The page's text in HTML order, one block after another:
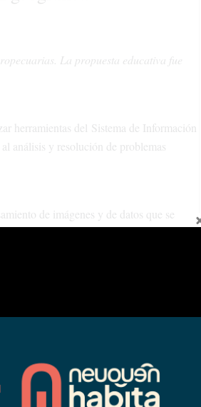
La propuesta educativa fue
herramientas del Sistema de Información
análisis y resolución de problemas
de imágenes y de datos que se
de cumplimentar ciertos requisitos y
personas que desarrollan su actividad